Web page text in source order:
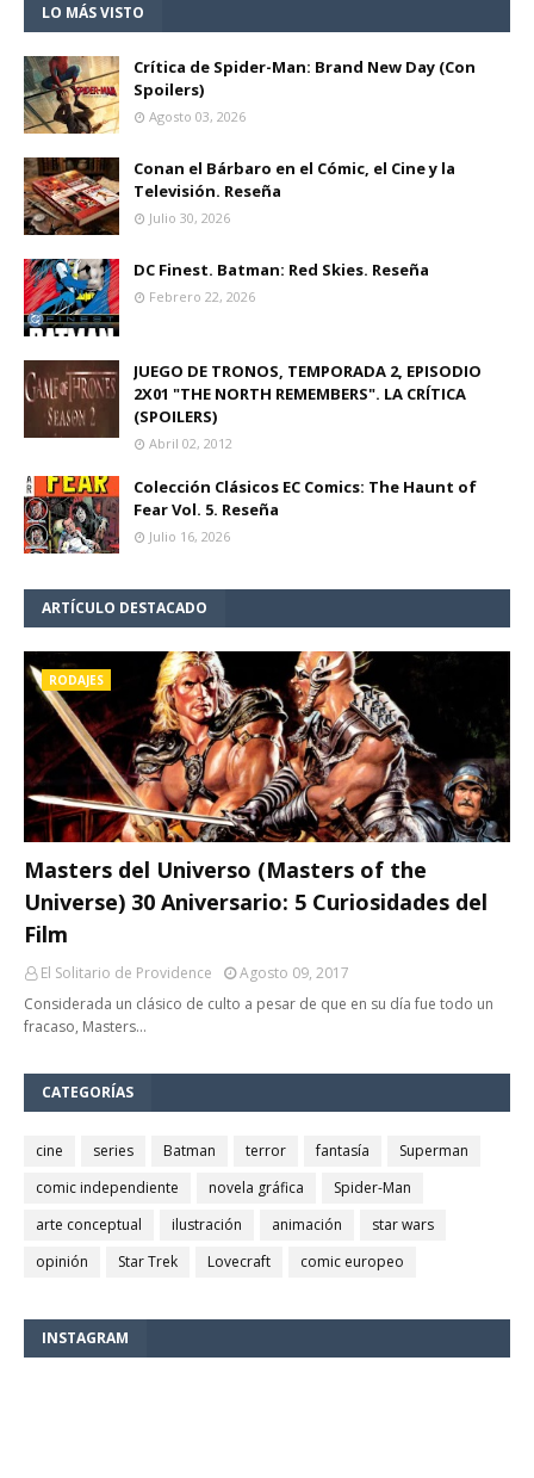
LO MÁS VISTO
Crítica de Spider-Man: Brand New Day (Con
Spoilers)
Agosto 03, 2026
Conan el Bárbaro en el Cómic, el Cine y la
Televisión. Reseña
Julio 30, 2026
DC Finest. Batman: Red Skies. Reseña
Febrero 22, 2026
JUEGO DE TRONOS, TEMPORADA 2, EPISODIO
2X01 "THE NORTH REMEMBERS". LA CRÍTICA
(SPOILERS)
Abril 02, 2012
Colección Clásicos EC Comics: The Haunt of
Fear Vol. 5. Reseña
Julio 16, 2026
ARTÍCULO DESTACADO
RODAJES
Masters del Universo (Masters of the
Universe) 30 Aniversario: 5 Curiosidades del
Film
El Solitario de Providence
Agosto 09, 2017
Considerada un clásico de culto a pesar de que en su día fue todo un
fracaso, Masters…
CATEGORÍAS
cine series Batman terror fantasía
Superman
comic independiente
novela gráfica
Spider-Man
arte conceptual
ilustración animación
star wars
opinión
Star Trek Lovecraft comic europeo
INSTAGRAM